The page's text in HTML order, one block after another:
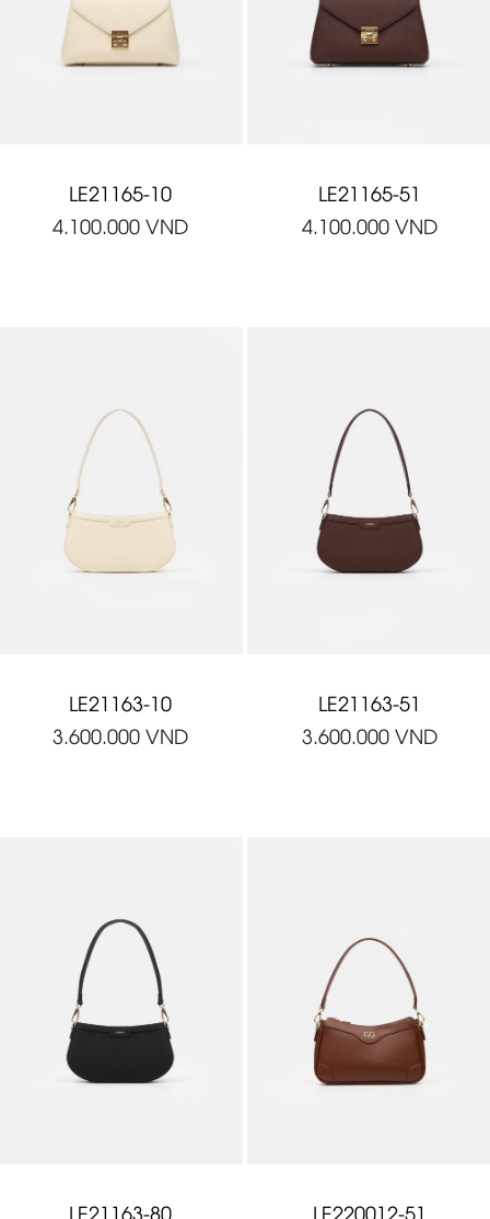
LE21165-10
4.100.000 VND
LE21165-51
4.100.000 VND
LE21163-10
3.600.000 VND
LE21163-51
3.600.000 VND
LE21163-80 LE220012-51